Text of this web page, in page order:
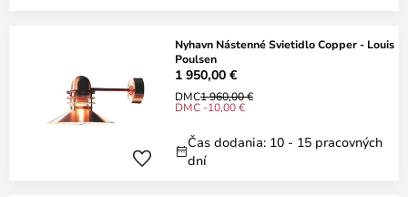
Nyhavn Nástenné Svietidlo Copper - Louis
Poulsen
1 950,00 €
DMC1 960,00 €
DMC -10,00 €
Čas dodania: 10 - 15 pracovných
dní